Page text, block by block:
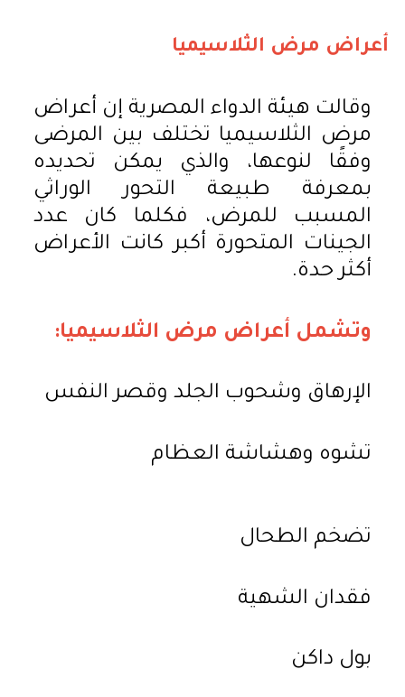
أعراض مرض الثلاسيميا
وقالت هيئة الدواء المصرية إن أعراض
مرض الثلاسيميا تختلف بين المرضى
وفقًا لنوعها، والذي يمكن تحديده
بمعرفة طبيعة التحور الوراثي
المسبب للمرض، فكلما كان عدد
الجينات المتحورة أكبر كانت الأعراض
أكثر حدة.​
وتشمل أعراض مرض الثلاسيميا:
الإرهاق وشحوب الجلد وقصر النفس
تشوه وهشاشة العظام
تضخم الطحال
فقدان الشهية
بول داكن